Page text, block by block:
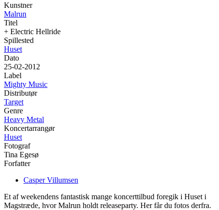
Kunstner
Malrun
Titel
+ Electric Hellride
Spillested
Huset
Dato
25-02-2012
Label
Mighty Music
Distributør
Target
Genre
Heavy Metal
Koncertarrangør
Huset
Fotograf
Tina Egesø
Forfatter
Casper Villumsen
Et af weekendens fantastisk mange koncerttilbud foregik i Huset i
Magstræde, hvor Malrun holdt releaseparty. Her får du fotos derfra.